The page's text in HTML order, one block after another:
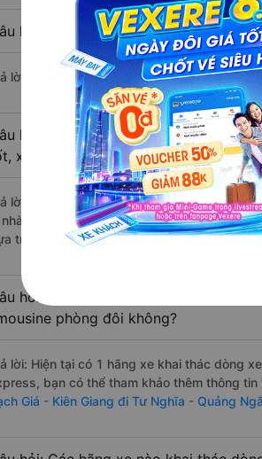
hỏi: Nhà xe đi Tư Nghĩa - Quảng
lời: Chuyến xe có giờ xuất phát trễ
hỏi: Review xe đi Tư Nghĩa -
xuất sắc, cao cấp nhất?
lời: Những hãng xe đi Rạch Giá - Kiên
nhà xe Bốn Luyện Express đi Tư Nghĩa -
trên 543 đánh giá của khách hàng).
hỏi: Có loại xe Rạch Giá - Kiên
phòng đôi không?
lời: Hiện tại có 1 hãng xe khai thác dòng
bạn có thể tham khảo thêm thông
Giá - Kiên Giang đi Tư Nghĩa - Quảng